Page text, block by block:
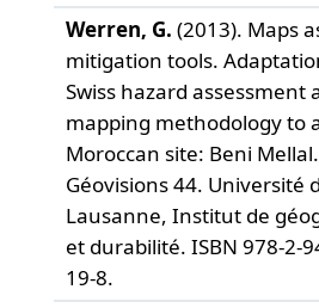
Werren, G. (2013). Maps
mitigation tools.
Swiss hazard assessment
mapping methodology to
Moroccan site: Beni Mellal.
Géovisions 44. Université
Lausanne, Institut de
et durabilité. ISBN 978-2-
19-8.